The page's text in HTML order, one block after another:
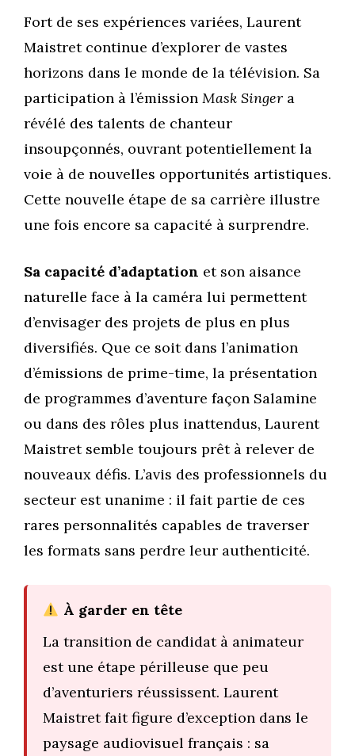
Fort de ses expériences variées, Laurent
Maistret continue d’explorer de vastes
horizons dans le monde de la télévision. Sa
participation à l’émission Mask Singer a
révélé des talents de chanteur
insoupçonnés, ouvrant potentiellement la
voie à de nouvelles opportunités artistiques.
Cette nouvelle étape de sa carrière illustre
une fois encore sa capacité à surprendre.
Sa capacité d’adaptation et son aisance
naturelle face à la caméra lui permettent
d’envisager des projets de plus en plus
diversifiés. Que ce soit dans l’animation
d’émissions de prime-time, la présentation
de programmes d’aventure façon Salamine
ou dans des rôles plus inattendus, Laurent
Maistret semble toujours prêt à relever de
nouveaux défis. L’avis des professionnels du
secteur est unanime : il fait partie de ces
rares personnalités capables de traverser
les formats sans perdre leur authenticité.
À garder en tête
La transition de candidat à animateur
est une étape périlleuse que peu
d’aventuriers réussissent. Laurent
Maistret fait figure d’exception dans le
paysage audiovisuel français : sa